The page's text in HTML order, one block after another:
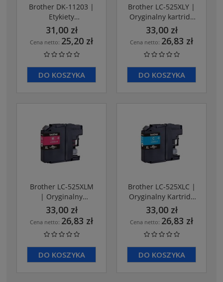
Brother DK-11203 |
Etykiety
wielofunkcyjne
31,00 zł
Cena netto: 25,20 zł
DO KOSZYKA
Brother LC-525XLY |
Oryginalny kartridż
z tuszem yellow do
1300 stron
33,00 zł
Cena netto: 26,83 zł
DO KOSZYKA
Brother LC-525XLM
| Oryginalny
kartridż z tuszem
magenta do 1300
stron
33,00 zł
Cena netto: 26,83 zł
DO KOSZYKA
Brother LC-525XLC |
Oryginalny Kartridż
z tuszem cjan do
1300 stron
33,00 zł
Cena netto: 26,83 zł
DO KOSZYKA